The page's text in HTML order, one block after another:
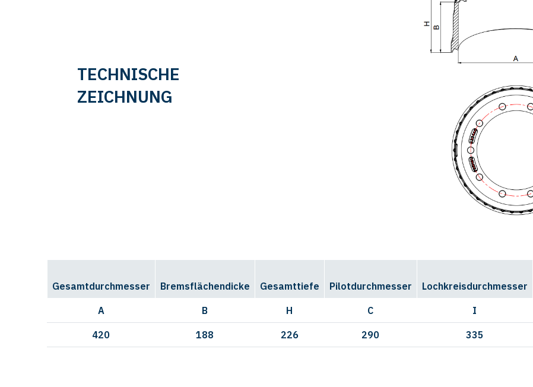
TECHNISCHE
ZEICHNUNG
Gesamtdurchmesser Bremsflächendicke Gesamttiefe Pilotdurchmesser Lochkreisdurchmesser
A B H C I
420 188 226 290 335